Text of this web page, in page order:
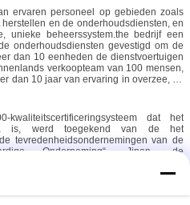
gebouwd. Het bedrijf is de
van een aantal Chinese en
van DEUTZ (Dalian), het zware
noordelijke Shandong, de zware
Chongqing-pompen, Wuxi Weifu, de
het bedrijf kan gebruikers
aanbieden.
ervaren personeel op gebieden zoals
en de onderhoudsdiensten, en
unieke beheerssystem.the bedrijf een
onderhoudsdiensten gevestigd om de
dan 10 eenheden de dienstvoertuigen
verkoopteam van 100 mensen,
dan 10 jaar van ervaring in overzee, en
20 percent van hen toegelaten
midden of hogere technische
onderhoudspersoneel toegelaten
opleiding. In termen van technisch
proefbank van de hoge drukpomp
motor het uitvoerige prestatietest,
persen, luchtcompressoren en andere
dat het
is, werd toegekend van de het
tevredenheidsondernemingen van de
Onderneming“, Jinan „de
titels auto geweest.
en nemend de markt als richtlijn die,